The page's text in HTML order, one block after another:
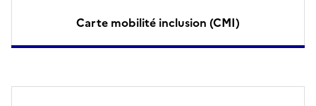
Carte mobilité inclusion (CMI)